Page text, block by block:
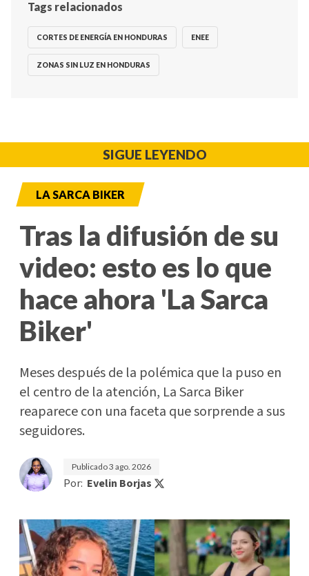
Tags relacionados
CORTES DE ENERGÍA EN HONDURAS ENEE
ZONAS SIN LUZ EN HONDURAS
SIGUE LEYENDO
LA SARCA BIKER
Tras la difusión de su
video: esto es lo que
hace ahora 'La Sarca
Biker'
Meses después de la polémica que la puso en
el centro de la atención, La Sarca Biker
reaparece con una faceta que sorprende a sus
seguidores.
Publicado3 ago. 2026
Por: Evelin Borjas